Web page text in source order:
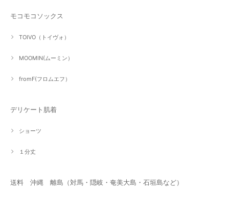
モコモコソックス
TOIVO（トイヴォ）
MOOMIN(ムーミン）
fromF(フロムエフ）
デリケート肌着
ショーツ
１分丈
送料 沖縄 離島（対馬・隠岐・奄美大島・石垣島など）